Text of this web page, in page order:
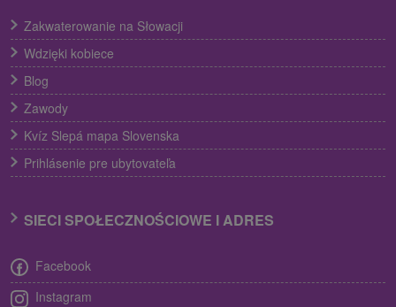
Zakwaterowanie na Słowacji
Wdzięki kobiece
Blog
Zawody
Kvíz Slepá mapa Slovenska
Prihlásenie pre ubytovateľa
SIECI SPOŁECZNOŚCIOWE I ADRES
Facebook
Instagram